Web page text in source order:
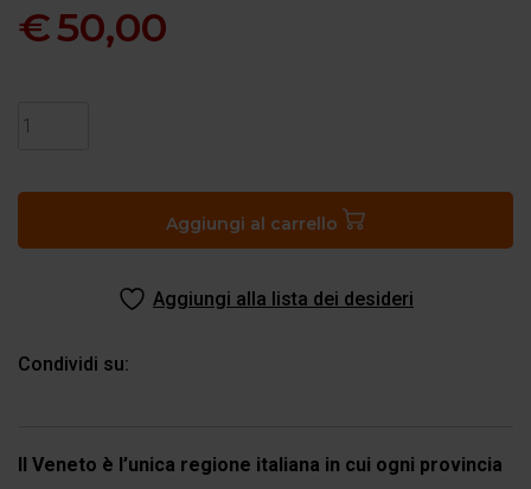
€50,00
Veneto
Aggiungi al carrello
Aggiungi alla lista dei desideri
Condividi su:
Il Veneto è l’unica regione italiana in cui ogni provincia